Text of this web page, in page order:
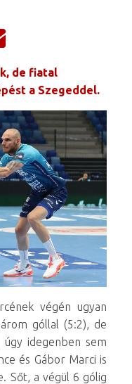
de fiatal
a Szegeddel.
végén ugyan
góllal (5:2), de
idegenben sem
és Gábor Marci is
Sőt, a végül 6 gólig